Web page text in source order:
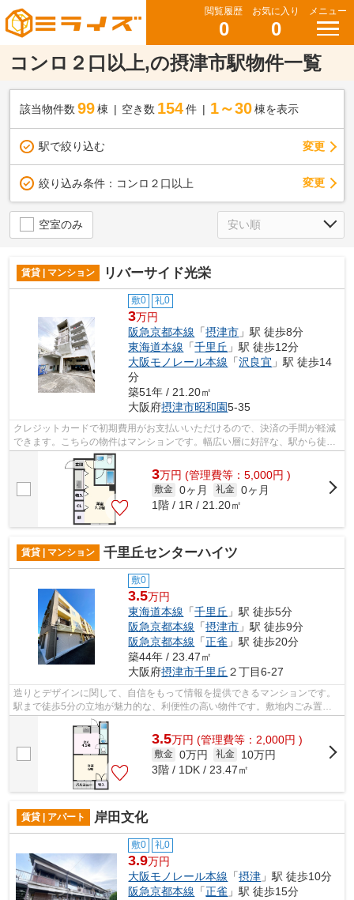
閲覧履歴
0
お気に入り
0
メニュー
コンロ２口以上,の摂津市駅物件一覧
該当物件数 99棟 空き数 154 件 1～30 棟を表示
駅で絞り込む 変更
絞り込み条件： コンロ２口以上 変更
空室のみ
賃貸 | マンション リバーサイド光栄
敷0 礼0
3万円
阪急京都本線 「摂津市 」駅 徒歩8分
東海道本線 「千里丘 」駅 徒歩12分
大阪モノレール本線 「沢良宜 」駅 徒歩14
分
築51年 / 21.20㎡
大阪府摂津市昭和園5-35
クレジットカードで初期費用がお支払いいただけるので、決済の手間が軽減
できます。こちらの物件はマンションです。幅広い層に好評な、駅から徒歩
8分に立地する物件です。遮音性も高い...
3万円 (管理費等：5,000円 )
敷金 0ヶ月 礼金 0ヶ月
1階 / 1R / 21.20㎡
賃貸 | マンション 千里丘センターハイツ
敷0
3.5万円
東海道本線 「千里丘 」駅 徒歩5分
阪急京都本線 「摂津市 」駅 徒歩9分
阪急京都本線 「正雀 」駅 徒歩20分
築44年 / 23.47㎡
大阪府摂津市千里丘 ２丁目6-27
造りとデザインに関して、自信をもって情報を提供できるマンションです。
駅まで徒歩5分の立地が魅力的な、利便性の高い物件です。敷地内ごみ置き
場がある物件です。鉄骨造の物件です。...
3.5万円 (管理費等：2,000円 )
敷金 0万円 礼金
10万円
3階 / 1DK / 23.47㎡
賃貸 | アパート 岸田文化
敷0 礼0
3.9万円
大阪モノレール本線 「摂津 」駅 徒歩10分
阪急京都本線 「正雀 」駅 徒歩15分